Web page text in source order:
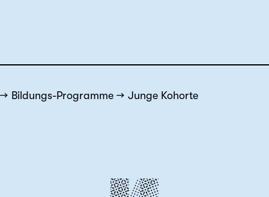
Bildungs-Programme Junge Kohorte